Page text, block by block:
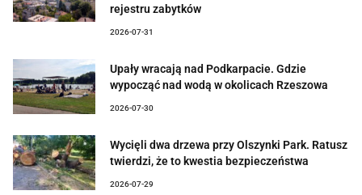
rejestru zabytków
2026-07-31
Upały wracają nad Podkarpacie. Gdzie
wypocząć nad wodą w okolicach Rzeszowa
2026-07-30
Wycięli dwa drzewa przy Olszynki Park. Ratusz
twierdzi, że to kwestia bezpieczeństwa
2026-07-29